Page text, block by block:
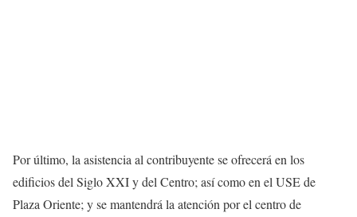
Por último, la asistencia al contribuyente se ofrecerá en los
edificios del Siglo XXI y del Centro; así como en el USE de
Plaza Oriente; y se mantendrá la atención por el centro de